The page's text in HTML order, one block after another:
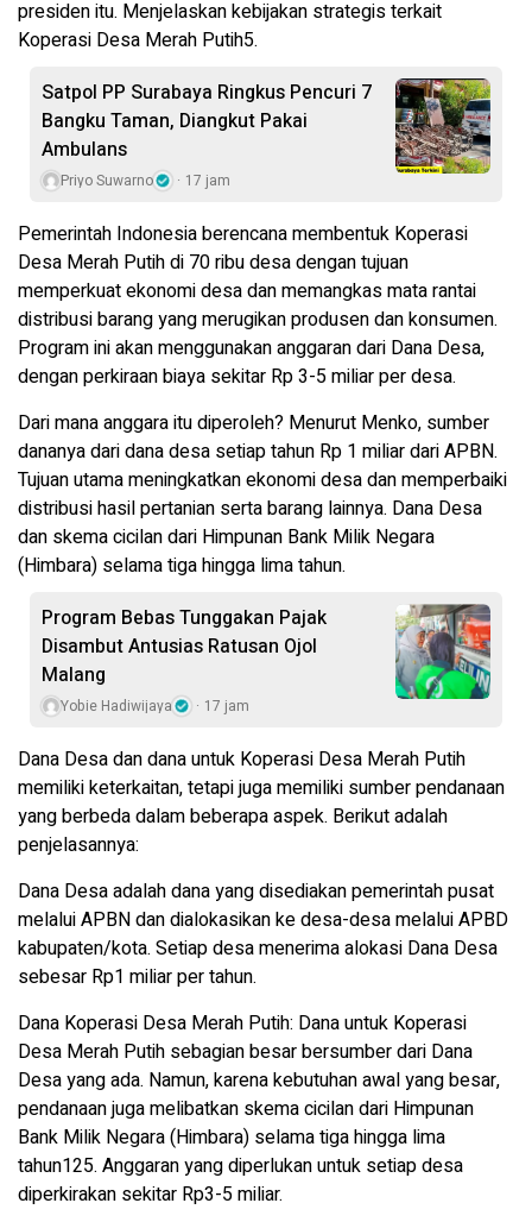
presiden itu. Menjelaskan kebijakan strategis terkait
Koperasi Desa Merah Putih5.
Satpol PP Surabaya Ringkus Pencuri 7
Bangku Taman, Diangkut Pakai
Ambulans
Priyo Suwarno 17 jam
Pemerintah Indonesia berencana membentuk Koperasi
Desa Merah Putih di 70 ribu desa dengan tujuan
memperkuat ekonomi desa dan memangkas mata rantai
distribusi barang yang merugikan produsen dan konsumen.
Program ini akan menggunakan anggaran dari Dana Desa,
dengan perkiraan biaya sekitar Rp 3-5 miliar per desa.
Dari mana anggara itu diperoleh? Menurut Menko, sumber
dananya dari dana desa setiap tahun Rp 1 miliar dari APBN.
Tujuan utama meningkatkan ekonomi desa dan memperbaiki
distribusi hasil pertanian serta barang lainnya. Dana Desa
dan skema cicilan dari Himpunan Bank Milik Negara
(Himbara) selama tiga hingga lima tahun.
Program Bebas Tunggakan Pajak
Disambut Antusias Ratusan Ojol
Malang
Yobie Hadiwijaya 17 jam
Dana Desa dan dana untuk Koperasi Desa Merah Putih
memiliki keterkaitan, tetapi juga memiliki sumber pendanaan
yang berbeda dalam beberapa aspek. Berikut adalah
penjelasannya:
Dana Desa adalah dana yang disediakan pemerintah pusat
melalui APBN dan dialokasikan ke desa-desa melalui APBD
kabupaten/kota. Setiap desa menerima alokasi Dana Desa
sebesar Rp1 miliar per tahun.
Dana Koperasi Desa Merah Putih: Dana untuk Koperasi
Desa Merah Putih sebagian besar bersumber dari Dana
Desa yang ada. Namun, karena kebutuhan awal yang besar,
pendanaan juga melibatkan skema cicilan dari Himpunan
Bank Milik Negara (Himbara) selama tiga hingga lima
tahun125. Anggaran yang diperlukan untuk setiap desa
diperkirakan sekitar Rp3-5 miliar.